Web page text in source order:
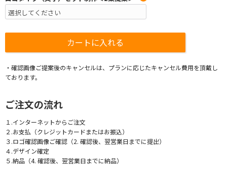
・確認画像ご提案後のキャンセルは、プランに応じたキャンセル費用を頂戴し
ております。
ご注文の流れ
１.インターネットからご注文
２.お支払（クレジットカードまたはお振込）
３.ロゴ確認画像ご確認（2. 確認後、翌営業日までに提出）
４.デザイン確定
５.納品（4. 確認後、翌営業日までに納品）